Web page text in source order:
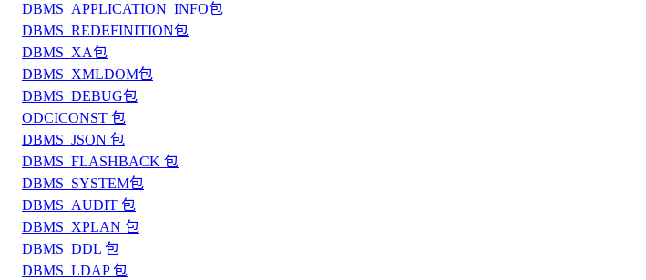
DBMS_APPLICATION_INFO包
DBMS_REDEFINITION包
DBMS_XA包
DBMS_XMLDOM包
DBMS_DEBUG包
ODCICONST 包
DBMS_JSON 包
DBMS_FLASHBACK 包
DBMS_SYSTEM包
DBMS_AUDIT 包
DBMS_XPLAN 包
DBMS_DDL 包
DBMS_LDAP 包